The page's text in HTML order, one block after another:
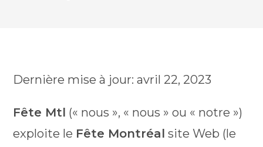
Dernière mise à jour: avril 22, 2023
Fête Mtl (« nous », « nous » ou « notre »)
exploite le Fête Montréal site Web (le